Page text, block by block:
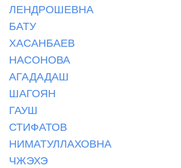
ЛЕНДРОШЕВНА
БАТУ
ХАСАНБАЕВ
НАСОНОВА
АГАДАДАШ
ШАГОЯН
ГАУШ
СТИФАТОВ
НИМАТУЛЛАХОВНА
ЧЖЭХЭ